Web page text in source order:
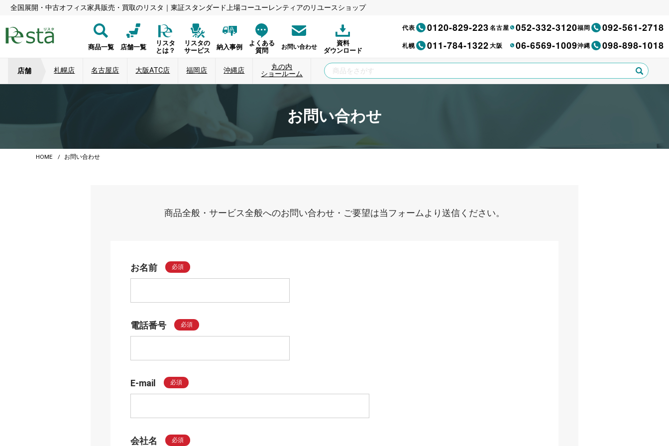
全国展開・中古オフィス家具販売・買取のリスタ｜東証スタンダード上場コーユーレンティアのリユースショップ
商品一覧 店舗一覧
リスタ
とは？
リスタの
サービス
納入事例
よくある
質問
お問い合わせ
資料
ダウンロード
代表 0120-829-223名古屋 052-332-3120福岡 092-561-2718
札幌 011-784-1322大阪 06-6569-1009沖縄 098-898-1018
店舗 札幌店 名古屋店 大阪ATC店 福岡店 沖縄店
丸の内
ショールーム
お問い合わせ
HOME お問い合わせ
商品全般・サービス全般へのお問い合わせ・ご要望は当フォームより送信ください。
お名前 必須
電話番号 必須
E-mail 必須
会社名 必須